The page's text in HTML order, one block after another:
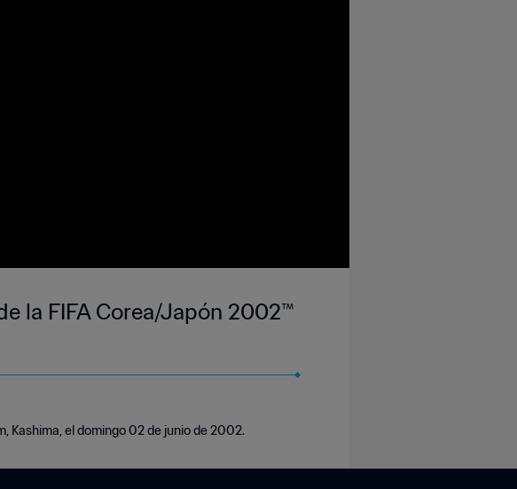
la FIFA Corea/Japón 2002™
Kashima, el domingo 02 de junio de 2002.